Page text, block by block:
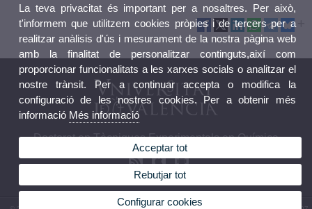
Doctorat en Tècniques Experimentals en Química
La teva privacitat és important per a nosaltres. Per això,
t'informem que utilitzem cookies pròpies i de tercers per a
realitzar anàlisis d'ús i mesurament de la nostra pàgina web
amb la finalitat de personalitzar continguts,així com
proporcionar funcionalitats a les xarxes socials o analitzar el
nostre trànsit. Per a continuar accepta o modifica la
configuració de les nostres cookies. Per a obtenir més
informació Més informació
Acceptar tot
Rebutjar tot
Configurar cookies